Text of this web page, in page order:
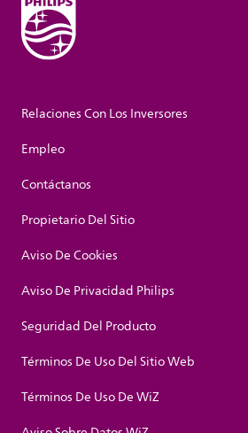
Relaciones Con Los Inversores
Empleo
Contáctanos
Propietario Del Sitio
Aviso De Cookies
Aviso De Privacidad Philips
Seguridad Del Producto
Términos De Uso Del Sitio Web
Términos De Uso De WiZ